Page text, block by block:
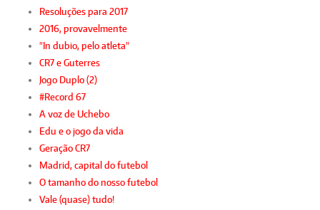
Resoluções para 2017
2016, provavelmente
"In dubio, pelo atleta"
CR7 e Guterres
Jogo Duplo (2)
#Record 67
A voz de Uchebo
Edu e o jogo da vida
Geração CR7
Madrid, capital do futebol
O tamanho do nosso futebol
Vale (quase) tudo!